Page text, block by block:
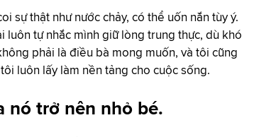
sự thật như nước chảy, có thể uốn nắn tùy ý.
tự nhắc mình giữ lòng trung thực, dù khó
phải là điều bà mong muốn, và tôi cũng
luôn lấy làm nền tảng cho cuộc sống.
nó trở nên nhỏ bé.